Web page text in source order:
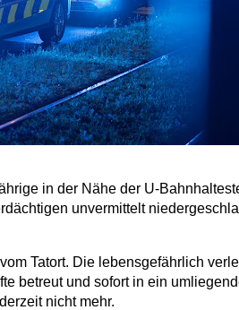
in der Nähe der U-
unvermittelt
Tatort. Die lebensgefährlich
betreut und sofort in ein
nicht mehr.